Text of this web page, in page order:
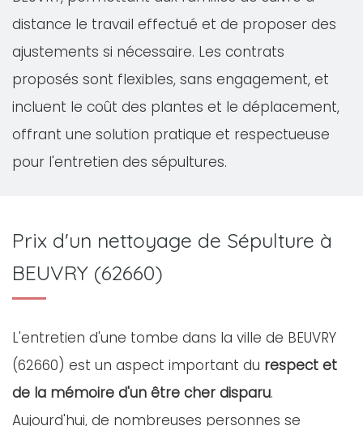
distance le travail effectué et de proposer des
ajustements si nécessaire. Les contrats
proposés sont flexibles, sans engagement, et
incluent le coût des plantes et le déplacement,
offrant une solution pratique et respectueuse
pour l'entretien des sépultures.
Prix d'un nettoyage de Sépulture à
BEUVRY (62660)
L'entretien d'une tombe dans la ville de BEUVRY
(62660) est un aspect important du respect et
de la mémoire d'un être cher disparu.
Aujourd'hui, de nombreuses personnes se